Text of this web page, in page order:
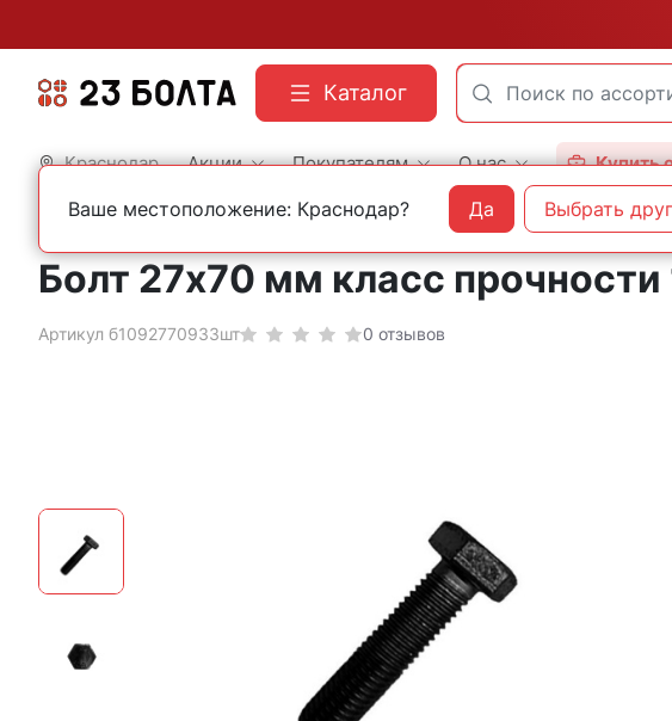
Каталог
Краснодар Акции Покупателям О нас Купить
Главная Строительный крепеж Болты DIN 933 шестигранные с полной резьбой DIN 933 полная
Болт 27х70 мм класс
Артикул б1092770933шт 0 отзывов
Ваше местоположение: Краснодар? Да Выбрать